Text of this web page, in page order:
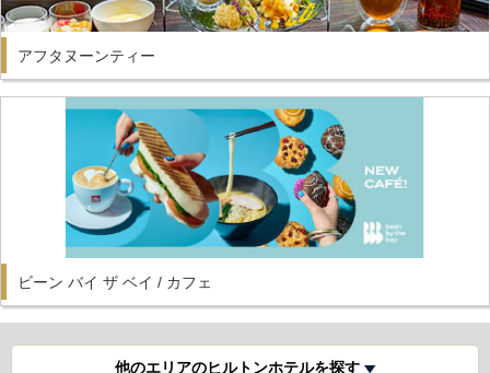
アフタヌーンティー
ビーン バイ ザ ベイ / カフェ
他のエリアのヒルトンホテルを探す